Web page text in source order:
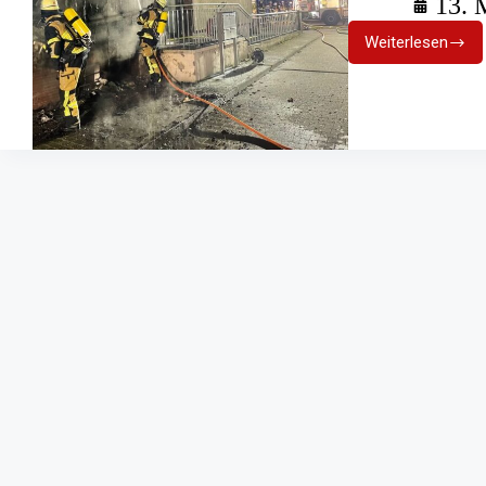
13.
WeiterlesenBrennende
Mülltonne